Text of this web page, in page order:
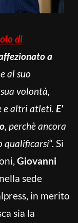
di
a
al suo
volontà,
e altri atleti. E’
, perchè ancora
qualificarsi“. Si
Giovanni
sede
in merito
sia la